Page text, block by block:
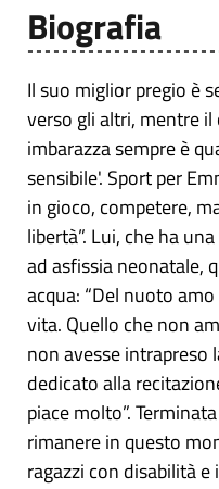
Biografia
Il suo miglior pregio è
verso gli altri, mentre
imbarazza sempre è
sensibile'. Sport per
in gioco, competere,
libertà”. Lui, che ha
ad asfissia neonatale,
acqua: “Del nuoto
vita. Quello che non
non avesse intrapreso
dedicato alla
piace molto”.
rimanere in questo
ragazzi con disabilità